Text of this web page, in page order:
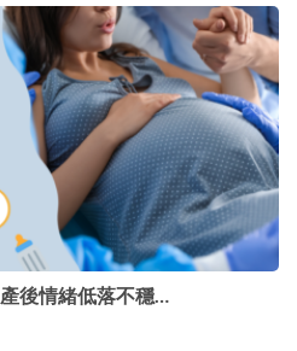
後情緒低落不穩…